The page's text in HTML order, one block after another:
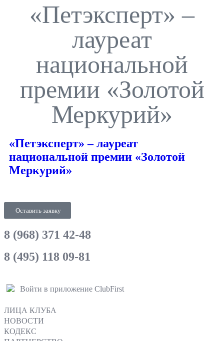
«Петэксперт» –
лауреат
национальной
премии «Золотой
Меркурий»
«Петэксперт» – лауреат
национальной премии «Золотой
Меркурий»
Оставить заявку
8 (968) 371 42-48
8 (495) 118 09-81
Войти в приложение ClubFirst
ЛИЦА КЛУБА
НОВОСТИ
КОДЕКС